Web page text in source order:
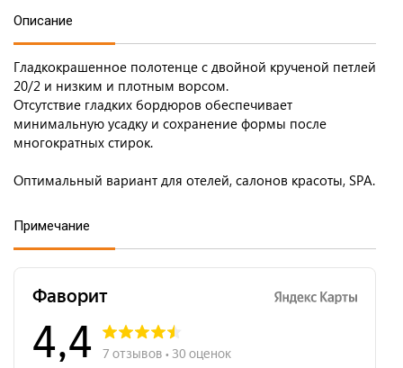
Описание
Гладкокрашенное полотенце с двойной крученой петлей
20/2 и низким и плотным ворсом.
Отсутствие гладких бордюров обеспечивает
минимальную усадку и сохранение формы после
многократных стирок.
Оптимальный вариант для отелей, салонов красоты, SPA.
Примечание